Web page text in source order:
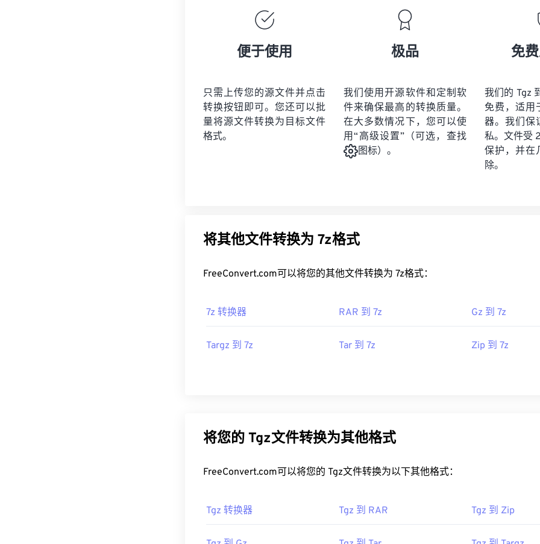
便于使用
只需上传您的源文件并点击
转换按钮即可。您还可以批
量将源文件转换为目标文件
格式。
极品
我们使用开源软件和定制软
件来确保最高的转换质量。
在大多数情况下，您可以使
用“高级设置”（可选，查找
图标）。
免
我们的 Tgz
免费，适用
器。我们保
私。文件受
保护，并在
除。
将其他文件转换为 7z格式
FreeConvert.com可以将您的其他文件转换为 7z格式：
7z 转换器 RAR 到 7z Gz 到 7z
Targz 到 7z Tar 到 7z Zip 到 7z
将您的 Tgz文件转换为其他格式
FreeConvert.com可以将您的 Tgz文件转换为以下其他格式：
Tgz 转换器 Tgz 到 RAR Tgz 到 Zip